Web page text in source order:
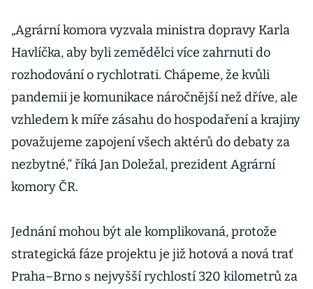
„Agrární komora vyzvala ministra dopravy Karla
Havlíčka, aby byli zemědělci více zahrnuti do
rozhodování o rychlotrati. Chápeme, že kvůli
pandemii je komunikace náročnější než dříve, ale
vzhledem k míře zásahu do hospodaření a krajiny
považujeme zapojení všech aktérů do debaty za
nezbytné,“ říká Jan Doležal, prezident Agrární
komory ČR.
Jednání mohou být ale komplikovaná, protože
strategická fáze projektu je již hotová a nová trať
Praha–Brno s nejvyšší rychlostí 320 kilometrů za